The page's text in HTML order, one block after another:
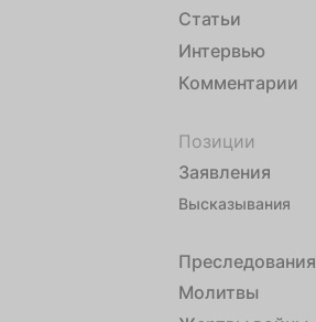
Статьи
Интервью
Комментарии
Позиции
Заявления
Высказывания
Преследования
Молитвы